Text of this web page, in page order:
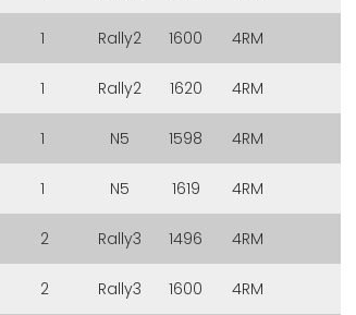
1 Rally2 1600 4RM
1 Rally2 1620 4RM
1 N5 1598 4RM
1 N5 1619 4RM
2 Rally3 1496 4RM
2 Rally3 1600 4RM